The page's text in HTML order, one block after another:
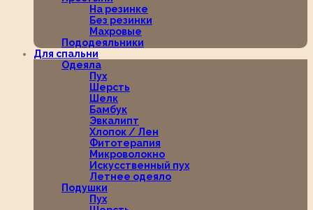
На резинке
Без резинки
Махровые
Пододеяльники
Для спальни
Одеяла
Пух
Шерсть
Шелк
Бамбук
Эвкалипт
Хлопок / Лен
Фитотерапия
Микроволокно
Искусственный пух
Летнее одеяло
Подушки
Пух